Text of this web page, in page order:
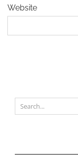
Website